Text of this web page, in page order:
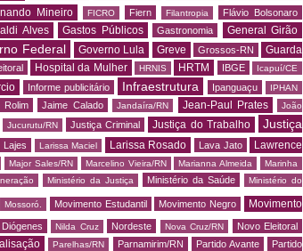
Mineiro FICRO Fiern Filantropia Flávio Bolsonaro
Alves Gastos Públicos Gastronomia General Girão
Federal Governo Lula Greve Grossos-RN
Guarda
Hospital da Mulher HRNIS HRTM IBGE Icapuí/CE
Informe publicitário Infraestrutura Ipanguaçu IPHAN
Rolim Jaime Calado Jandaíra/RN Jean-Paul Prates
João
Jucurutu/RN Justiça Criminal Justiça do Trabalho
Justiça
Lajes Larissa Maciel Larissa Rosado Lava Jato
Lawrence
Major Sales/RN Marcelino Vieira/RN Marianna Almeida Marinha
Ministério da Justiça Ministério da Saúde Ministério do
Mossoró. Movimento Estudantil Movimento Negro
Movimento
Nilda Cruz Nordeste Nova Cruz/RN Novo Eleitoral
Parelhas/RN Parnamirim/RN Partido Avante
Partido